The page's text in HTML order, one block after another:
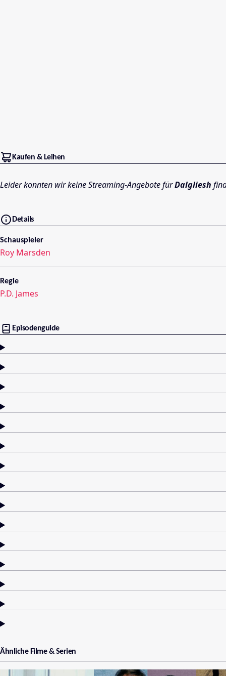
Kaufen & Leihen
Leider konnten wir keine Streaming-Angebote fürDalgliesh
Details
Schauspieler
Roy Marsden
Regie
P.D. James
Episodenguide
Ähnliche Filme & Serien